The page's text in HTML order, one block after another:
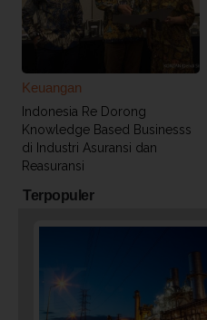
Keuangan
Indonesia Re Dorong
Knowledge Based Businesss
di Industri Asuransi dan
Reasuransi
Terpopuler